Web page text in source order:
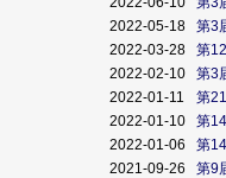
2022-05-18
第3
2022-03-28
第
2022-02-10
第3
2022-01-11
第
2022-01-10
第
2022-01-06
第
2021-09-26
第9